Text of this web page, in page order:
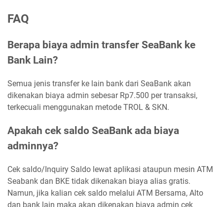
FAQ
Berapa biaya admin transfer SeaBank ke
Bank Lain?
Semua jenis transfer ke lain bank dari SeaBank akan
dikenakan biaya admin sebesar Rp7.500 per transaksi,
terkecuali menggunakan metode TROL & SKN.
Apakah cek saldo SeaBank ada biaya
adminnya?
Cek saldo/Inquiry Saldo lewat aplikasi ataupun mesin ATM
Seabank dan BKE tidak dikenakan biaya alias gratis.
Namun, jika kalian cek saldo melalui ATM Bersama, Alto
dan bank lain maka akan dikenakan biaya admin cek